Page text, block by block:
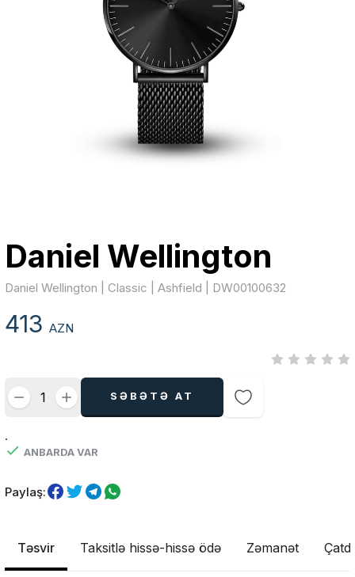
Daniel Wellington
Daniel Wellington | Classic | Ashfield | DW00100632
413AZN
SƏBƏTƏ AT
.
ANBARDA VAR
Paylaş:
Təsvir Taksitlə hissə-hissə ödə Zəmanət